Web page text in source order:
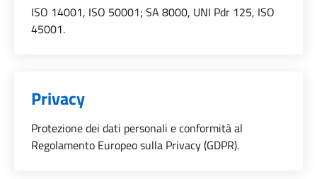
ISO 14001, ISO 50001; SA 8000, UNI Pdr 125, ISO
45001.
Categoria::
Privacy
Protezione dei dati personali e conformità al
Regolamento Europeo sulla Privacy (GDPR).